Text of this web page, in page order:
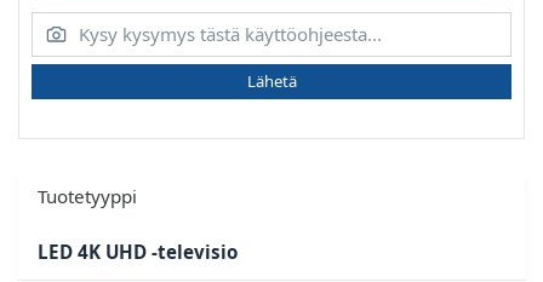
Lähetä
Tuotetyyppi
LED 4K UHD -televisio